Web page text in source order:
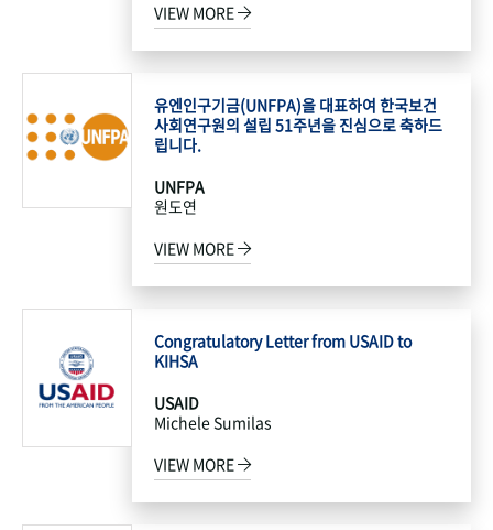
VIEW MORE
유엔인구기금(UNFPA)을 대표하여 한국보건
사회연구원의 설립 51주년을 진심으로 축하드
립니다.
UNFPA
원도연
VIEW MORE
Congratulatory Letter from USAID to
KIHSA
USAID
Michele Sumilas
VIEW MORE